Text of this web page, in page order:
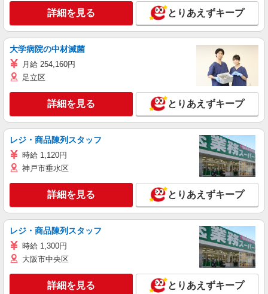
詳細を見る とりあえずキープ
大学病院の中材滅菌
月給 254,160円
足立区
詳細を見る とりあえずキープ
レジ・商品陳列スタッフ
時給 1,120円
神戸市垂水区
詳細を見る とりあえずキープ
レジ・商品陳列スタッフ
時給 1,300円
大阪市中央区
詳細を見る とりあえずキープ